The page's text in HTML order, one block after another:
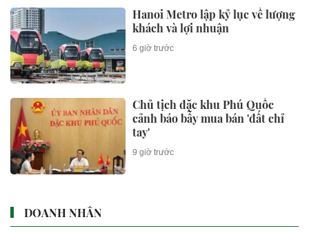
Hanoi Metro lập kỷ lục về lượng
khách và lợi nhuận
6 giờ trước
Chủ tịch đặc khu Phú Quốc
cảnh báo bẫy mua bán 'đất chỉ
tay'
9 giờ trước
DOANH NHÂN